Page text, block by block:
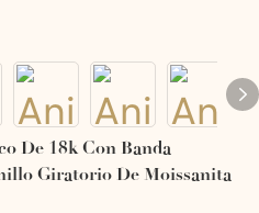
De 18k Con Banda
Giratorio De Moissanita